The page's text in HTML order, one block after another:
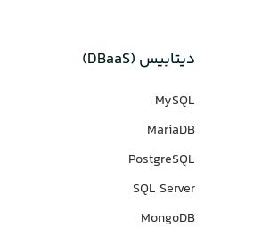
دیتابیس‌ (DBaaS)
MySQL
MariaDB
PostgreSQL
SQL Server
MongoDB